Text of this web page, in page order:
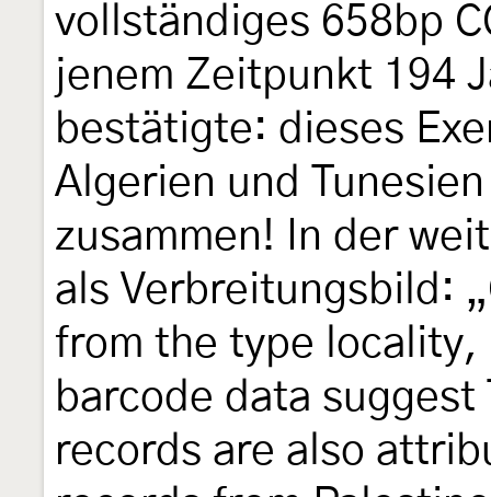
vollständiges 658bp
jenem Zeitpunkt 194
bestätigte: dieses
Algerien und
zusammen! In der
als Verbreitungsbild:
from the type locality,
barcode data
records are also